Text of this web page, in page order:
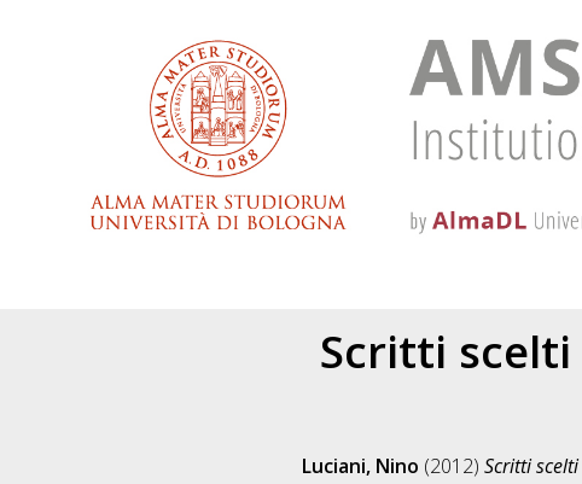
Scritti scelti
Luciani, Nino (2012) Scritti